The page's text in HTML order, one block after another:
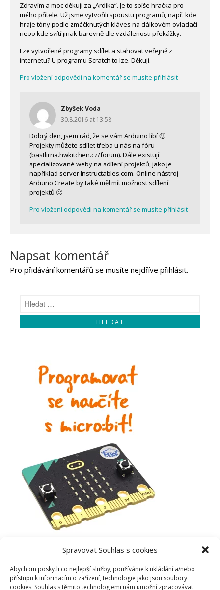
Spravovat Souhlas s cookies
Abychom poskytli co nejlepší služby, používáme k ukládání a/nebo
přístupu k informacím o zařízení, technologie jako jsou soubory
cookies. Souhlas s těmito technologiemi nám umožní zpracovávat
Zdravím a moc děkuji za „Ardíka“. Je to spíše hračka pro
mého přítele. Už jsme vytvořili spoustu programů, např. kde
hraje tóny podle zmáčknutých kláves na dálkovém ovladači
nebo kde svítí jinak barevně dle vzdálenosti překážky.
Lze vytvořené programy sdílet a stahovat veřejně z
internetu? U programu Scratch to lze. Děkuji.
Pro vložení odpovědi na komentář se musíte přihlásit
Zbyšek Voda
30.8.2016 at 13:58
Dobrý den, jsem rád, že se vám Arduino líbí 🙂
Projekty můžete sdílet třeba u nás na fóru
(bastlirna.hwkitchen.cz/forum). Dále existují
specializované weby na sdílení projektů, jako je
například server Instructables.com. Online nástroj
Arduino Create by také měl mít možnost sdílení
projektů 🙂
Pro vložení odpovědi na komentář se musíte přihlásit
Napsat komentář
Pro přidávání komentářů se musíte nejdříve přihlásit.